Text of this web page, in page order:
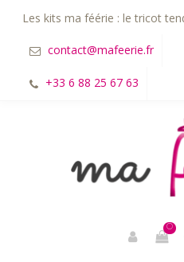
Les kits ma féérie : le tricot
contact@mafeerie.fr
+33 6 88 25 67 63
0